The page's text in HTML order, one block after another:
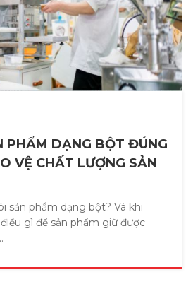
PHẨM DẠNG BỘT ĐÚNG
VỆ CHẤT LƯỢNG SẢN
sản phẩm dạng bột? Và khi
gì để sản phẩm giữ được